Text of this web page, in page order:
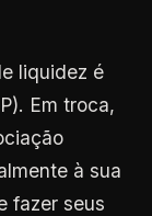
liquidez é
Em troca,
à sua
fazer seus